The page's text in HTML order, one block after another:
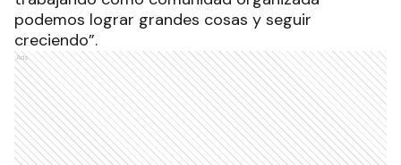
podemos lograr grandes cosas y seguir
creciendo”.
Ads